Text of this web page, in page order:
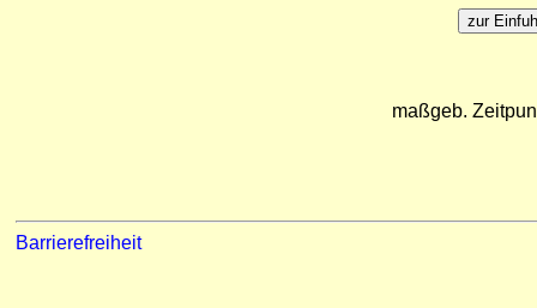
maßgeb.
Barrierefreiheit